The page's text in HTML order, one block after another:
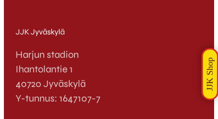
JJK Jyväskylä
Harjun stadion
Ihantolantie 1
40720 Jyväskylä
Y-tunnus: 1647107-7